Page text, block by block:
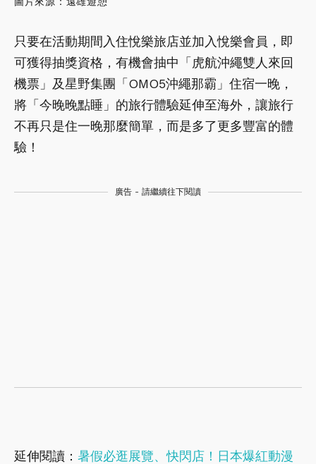
只要在活動期間入住悅樂旅店並加入悅樂會員，即
可獲得抽獎資格，有機會抽中「虎航沖繩雙人來回
機票」及星野集團「OMO5沖繩那霸」住宿一晚，
將「今晚晚點睡」的旅行體驗延伸至海外，讓旅行
不再只是住一晚那麼簡單，而是多了更多豐富的體
驗！
廣告 - 請繼續往下閱讀
延伸閱讀： 暑假必逛展覽、快閃店！日本爆紅動漫